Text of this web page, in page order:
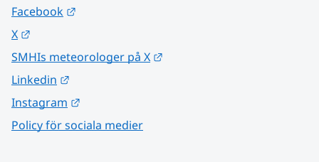
Facebook
X
SMHIs meteorologer på X
Linkedin
Instagram
Policy för sociala medier